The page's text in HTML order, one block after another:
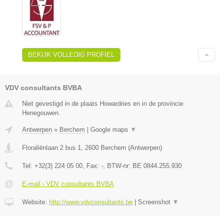
BEKIJK VOLLEDIG PROFIEL
VDV consultants BVBA
Niet gevestigd in de plaats Howardries en in de provincie
Henegouwen.
Antwerpen » Berchem Google maps ▼
Floraliënlaan 2 bus 1, 2600 Berchem (Antwerpen)
Tel: +32(3) 224 05 00, Fax: -, BTW-nr: BE 0844.255.930
E-mail › VDV consultants BVBA
Website: http://www.vdvconsultants.be Screenshot ▼